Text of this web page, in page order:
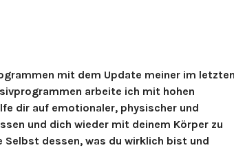
mit dem Update meiner im
arbeite ich mit hohen
dir auf emotionaler, physischer und
und dich wieder mit deinem Körper zu
Selbst dessen, was du wirklich bist und